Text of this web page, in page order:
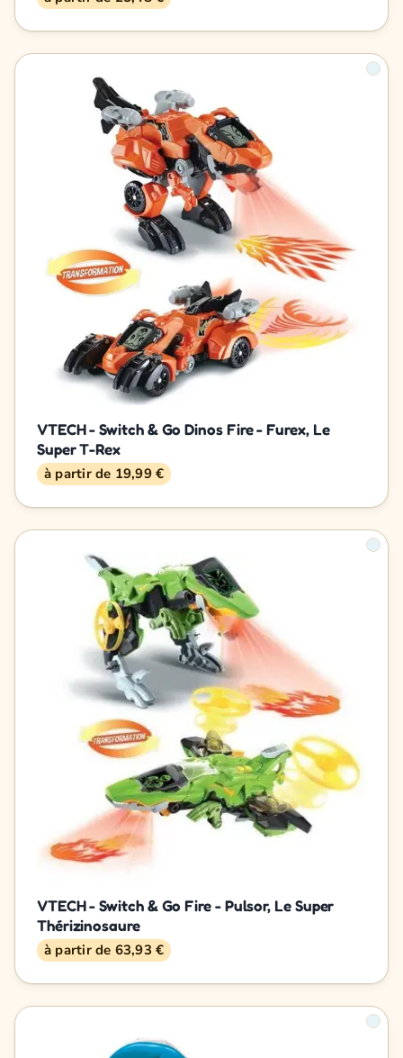
VTECH - Switch & Go Dinos Fire - Furex, Le
Super T-Rex
à partir de 19,99 €
VTECH - Switch & Go Fire - Pulsor, Le Super
Thérizinosaure
à partir de 63,93 €